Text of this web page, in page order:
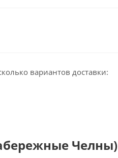
вариантов доставки:
Челны)